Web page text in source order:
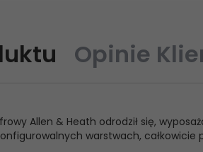
Opinie
Allen & Heath odrodził się,
warstwach, całkowicie